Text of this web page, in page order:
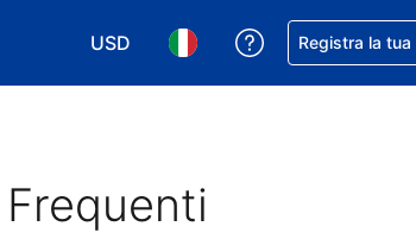
USD
Scegli la tua valuta. Valuta
Scegli la tua lingua.
Ricevi aiuto
Registra la